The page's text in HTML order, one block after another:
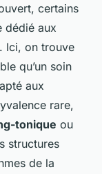
certains
dédié aux
Ici, on trouve
qu’un soin
aux
rare,
tonique ou
structures
de la